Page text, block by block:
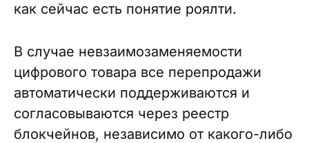
как сейчас есть понятие роялти.
В случае невзаимозаменяемости
цифрового товара все перепродажи
автоматически поддерживаются и
согласовываются через реестр
блокчейнов, независимо от какого-либо